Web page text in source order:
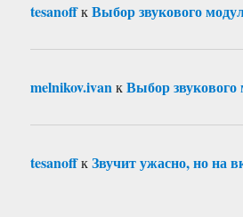
tesanoffкВыбор звукового
melnikov.ivanкВыбор звукового
tesanoffкЗвучит ужасно, но на